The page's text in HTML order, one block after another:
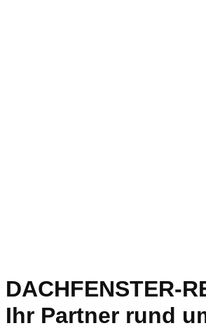
DACHFENSTER-
Ihr Partner rund